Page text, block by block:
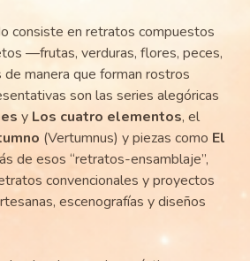
consiste en retratos compuestos
—frutas, verduras, flores, peces,
manera que forman rostros
son las series alegóricas
y Los cuatro elementos, el
(Vertumnus) y piezas como El
de esos “retratos-ensamblaje”,
convencionales y proyectos
escenografías y diseños